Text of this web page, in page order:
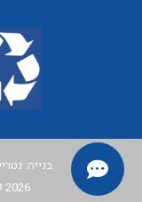
בנייה:
2026 © כל הזכויות שמורות לטרלידור